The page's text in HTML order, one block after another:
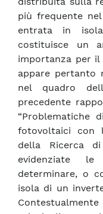
più frequente
entrata in
costituisce un
importanza per il
appare pertanto
nel quadro
precedente
“Problematiche
fotovoltaici con
della Ricerca
evidenziate
determinare, o
isola di un